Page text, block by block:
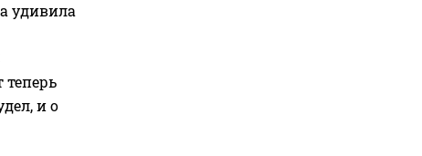
удивила
и о